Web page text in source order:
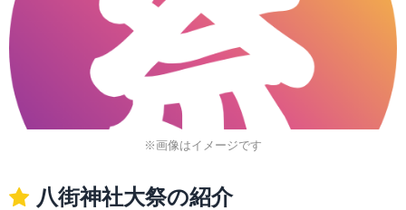
※画像はイメージです
八街神社大祭の紹介